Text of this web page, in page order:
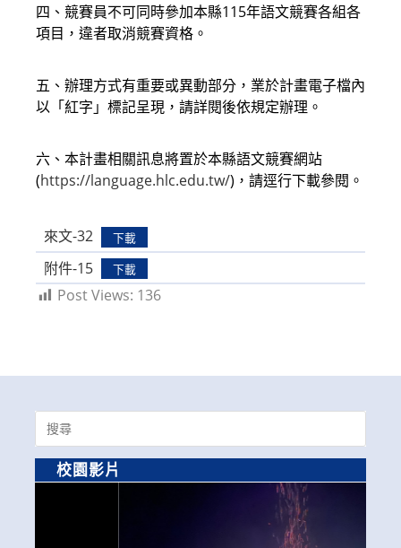
四、競賽員不可同時參加本縣115年語文競賽各組各
項目，違者取消競賽資格。
五、辦理方式有重要或異動部分，業於計畫電子檔內
以「紅字」標記呈現，請詳閱後依規定辦理。
六、本計畫相關訊息將置於本縣語文競賽網站
(https://language.hlc.edu.tw/)，請逕行下載參閱。
來文-32 下載
附件-15 下載
Post Views: 136
Search
for:
校園影片